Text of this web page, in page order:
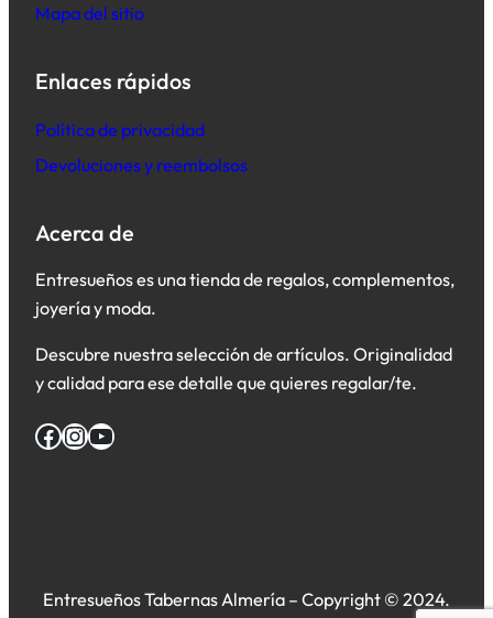
Mapa del sitio
Enlaces rápidos
Política de privacidad
Devoluciones y reembolsos
Acerca de
Entresueños es una tienda de regalos, complementos,
joyería y moda.
Descubre nuestra selección de artículos. Originalidad
y calidad para ese detalle que quieres regalar/te.
Facebook InstagramYouTube
Entresueños Tabernas Almería – Copyright © 2024.